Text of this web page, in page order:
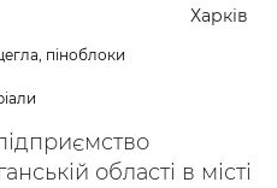
Харків
піноблоки
області в місті